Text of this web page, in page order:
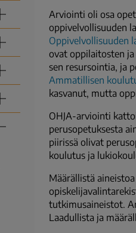
Arviointi oli osa
oppivelvollisuuden
Oppivelvollisuuden
ovat oppilaitosten
sen resursointia, ja
Ammatillisen
kasvanut, mutta
OHJA-arviointi
perusopetuksesta
piirissä olivat
koulutus ja
Määrällistä
tutkimusaineistot.
Laadullista ja